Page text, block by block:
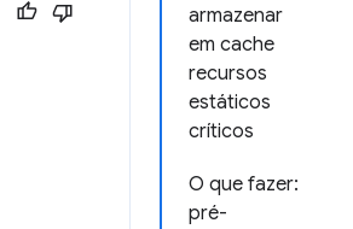
armazenar
em cache
recursos
estáticos
críticos
O que fazer:
pré-